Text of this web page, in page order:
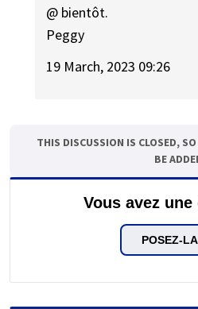
@ bientôt.
Peggy
19 March, 2023 09:26
THIS DISCUSSION IS CLOSED,
BE
Vous avez
POSEZ-